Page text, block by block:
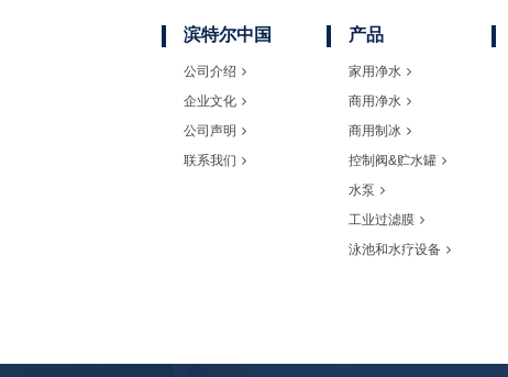
滨特尔中国
公司介绍
企业文化
公司声明
联系我们
产品
家用净水
商用净水
商用制冰
控制阀&贮水罐
水泵
工业过滤膜
泳池和水疗设备